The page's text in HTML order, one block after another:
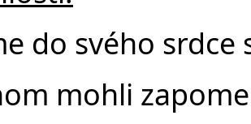
do svého
mohli